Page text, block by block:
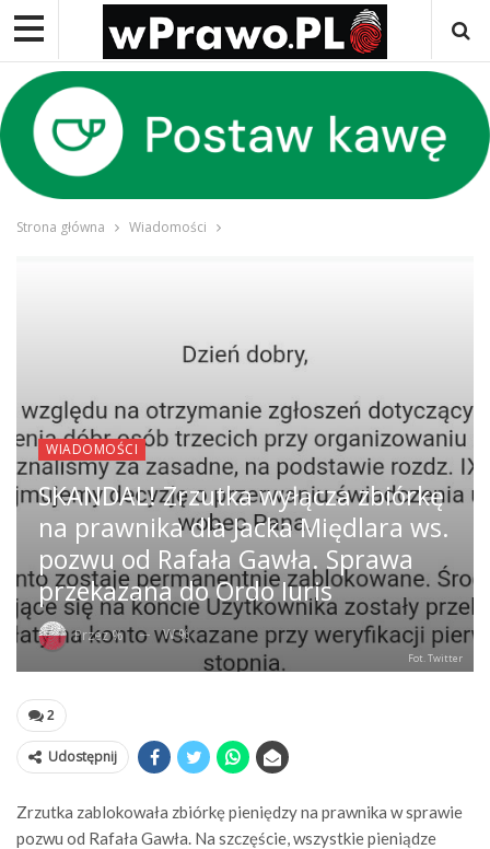
Strona główna Wiadomości
WIADOMOŚCI
SKANDAL! Zrzutka wyłącza zbiórkę
na prawnika dla Jacka Międlara ws.
pozwu od Rafała Gawła. Sprawa
przekazana do Ordo Iuris
Przez % W %
Fot. Twitter
2
Udostępnij
Zrzutka zablokowała zbiórkę pieniędzy na prawnika w sprawie
pozwu od Rafała Gawła. Na szczęście, wszystkie pieniądze